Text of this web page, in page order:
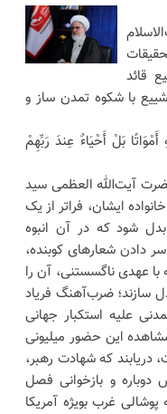
قائد
با شکوه تمدن ساز و
بَلْ أَحْیَاءٌ عِندَ رَبِّهِمْ
آیت‌الله العظمی سید
ایشان، فراتر از یک
شود که در آن انبوه
دادن شعارهای کوبنده،
با عهدی ناگسستنی، آن را
سازند؛ ضرب‌آهنگ فریاد
علیه استکبار جهانی
این حضور میلیونی
دریابند که شهادت رهبر،
دوباره و بازخوانی فصل
غرب بویژه آمریکا